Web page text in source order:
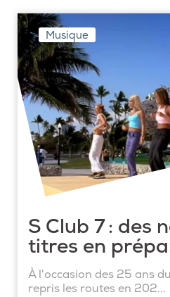
Musique
S Club 7 : des
titres en
À l'occasion des 25 ans
repris les routes en 202...